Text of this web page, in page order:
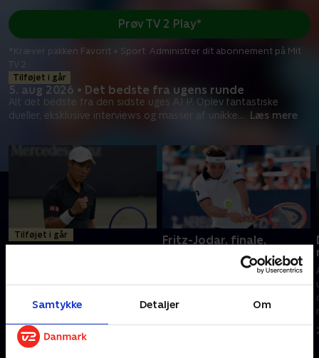
Samtykke Detaljer Om
Tilføjet i går
5. aug 2026 • Det bedste fra ugens runde
Alt det bedste fra den sidste uges ATP. Oplev fantastiske
dueller, eksklusive interviews og masser af unikke... Læs mere
Prøv TV 2 Play*
*Kræver pakken Favorit + Sport. Administrer dit abonnement på Mit
TV 2.
Tilføjet i går
Alt det bedste fra den sidste
dueller, eksklusive interviews og
masser af unikke
tennisoptagelser.
5. august 2026 • 24 min
Fritz-Jodar, finale,
Så danner de ikoniske hurtige
blå baner i Washington igen
Auger-Alissime, Ben Shelton og
Alex de Minaur er med.